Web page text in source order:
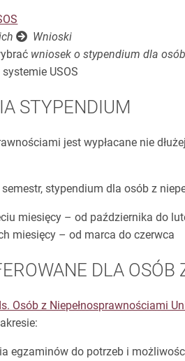
Wnioski
wniosek o stypendium dla
USOS
STYPENDIUM
jest wypłacane nie
stypendium dla osób z
miesięcy – od października do
miesięcy – od marca do czerwca
DLA
Osób z Niepełnosprawnościami
egzaminów do potrzeb i